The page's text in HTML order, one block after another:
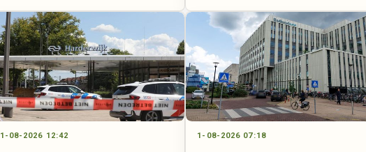
1-08-2026 12:42 1-08-2026 07:18